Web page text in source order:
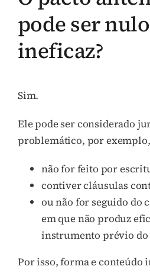
pode ser
ineficaz?
Sim.
Ele pode ser considerado
problemático, por
não for feito por
contiver cláusulas
ou não for seguido do
em que não produz
instrumento prévio
Por isso, forma e